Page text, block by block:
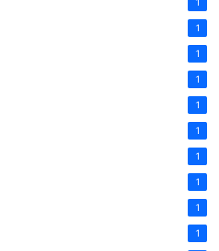
1
1
1
1
1
1
1
1
1
1